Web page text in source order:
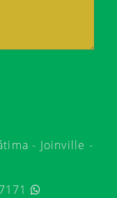
- Joinville -